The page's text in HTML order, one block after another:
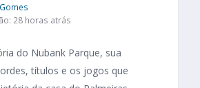
28 horas atrás
do Nubank Parque, sua
títulos e os jogos que